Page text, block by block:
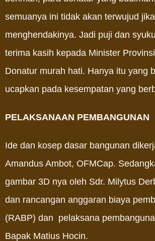
semuanya ini tidak akan terwujud
menghendakinya. Jadi puji dan
terima kasih kepada Minister
Donatur murah hati. Hanya itu yang
ucapkan pada kesempatan yang
PELAKSANAAN PEMBANGUNAN
Ide dan kosep dasar bangunan
Amandus Ambot, OFMCap.
gambar 3D nya oleh Sdr. Milytus
dan rancangan anggaran biaya
(RABP) dan pelaksana
Bapak Matius Hocin.